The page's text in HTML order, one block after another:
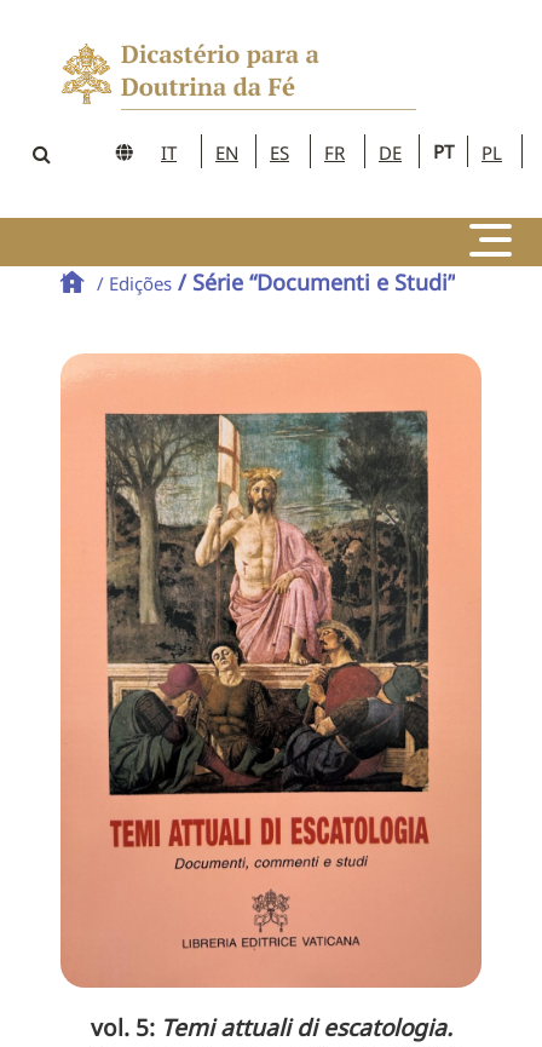
IT EN ES FR DE PT PL
/ Edições / Série “Documenti e Studi”
vol. 5: Temi attuali di escatologia.